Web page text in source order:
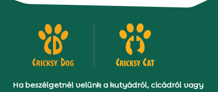
Ha beszélgetnél velünk a kutyádról, cicádról vagy